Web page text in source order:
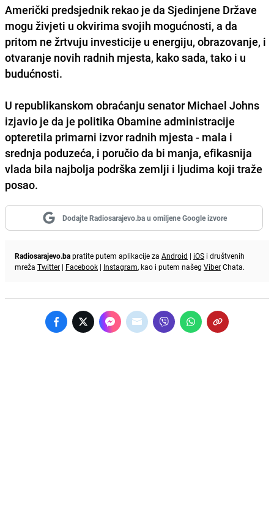
Američki predsjednik rekao je da Sjedinjene Države
mogu živjeti u okvirima svojih mogućnosti, a da
pritom ne žrtvuju investicije u energiju, obrazovanje, i
otvaranje novih radnih mjesta, kako sada, tako i u
budućnosti.
U republikanskom obraćanju senator Michael Johns
izjavio je da je politika Obamine administracije
opteretila primarni izvor radnih mjesta - mala i
srednja poduzeća, i poručio da bi manja, efikasnija
vlada bila najbolja podrška zemlji i ljudima koji traže
posao.
Dodajte Radiosarajevo.ba u omiljene Google izvore
Radiosarajevo.bapratite putem aplikacije za Android | iOS i društvenih
mreža Twitter | Facebook | Instagram, kao i putem našeg ViberChata.